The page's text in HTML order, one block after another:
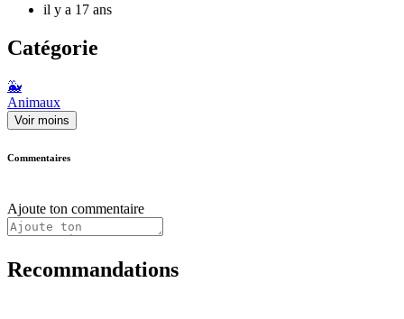
il y a 17 ans
Catégorie
🐳
Animaux
Voir moins
Commentaires
Ajoute ton commentaire
Recommandations